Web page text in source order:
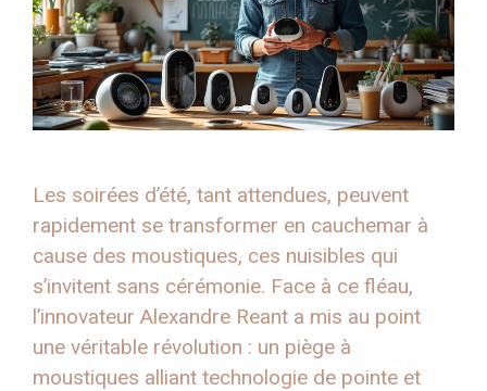
Les soirées d’été, tant attendues, peuvent
rapidement se transformer en cauchemar à
cause des moustiques, ces nuisibles qui
s’invitent sans cérémonie. Face à ce fléau,
l’innovateur Alexandre Reant a mis au point
une véritable révolution : un piège à
moustiques alliant technologie de pointe et